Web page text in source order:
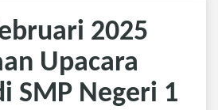
2025
Upacara
SMP Negeri 1